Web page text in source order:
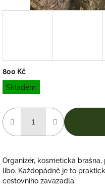
800 Kč
Měrná
cena:
Skladem
Organizér, kosmetická
libo. Každopádně je to
cestovního zavazadla.